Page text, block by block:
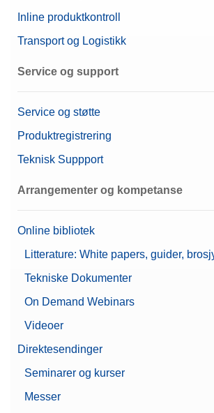
Inline produktkontroll
Transport og Logistikk
Service og support
Service og støtte
Produktregistrering
Teknisk Suppport
Arrangementer og kompetanse
Online bibliotek
Litterature: White papers, guider,
Tekniske Dokumenter
On Demand Webinars
Videoer
Direktesendinger
Seminarer og kurser
Messer